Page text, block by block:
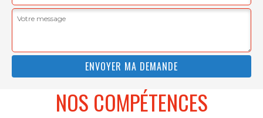
NOS COMPÉTENCES